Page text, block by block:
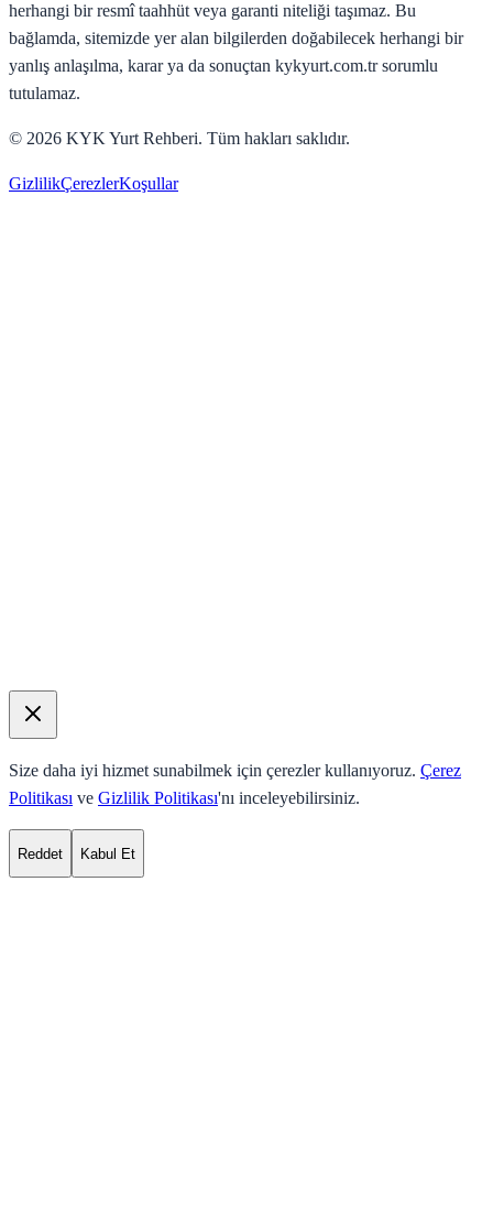
herhangi bir resmî taahhüt veya garanti niteliği taşımaz. Bu
bağlamda, sitemizde yer alan bilgilerden doğabilecek herhangi bir
yanlış anlaşılma, karar ya da sonuçtan kykyurt.com.tr sorumlu
tutulamaz.
© 2026 KYK Yurt Rehberi. Tüm hakları saklıdır.
GizlilikÇerezlerKoşullar
Size daha iyi hizmet sunabilmek için çerezler kullanıyoruz. Çerez
Politikası ve Gizlilik Politikası'nı inceleyebilirsiniz.
Reddet Kabul Et